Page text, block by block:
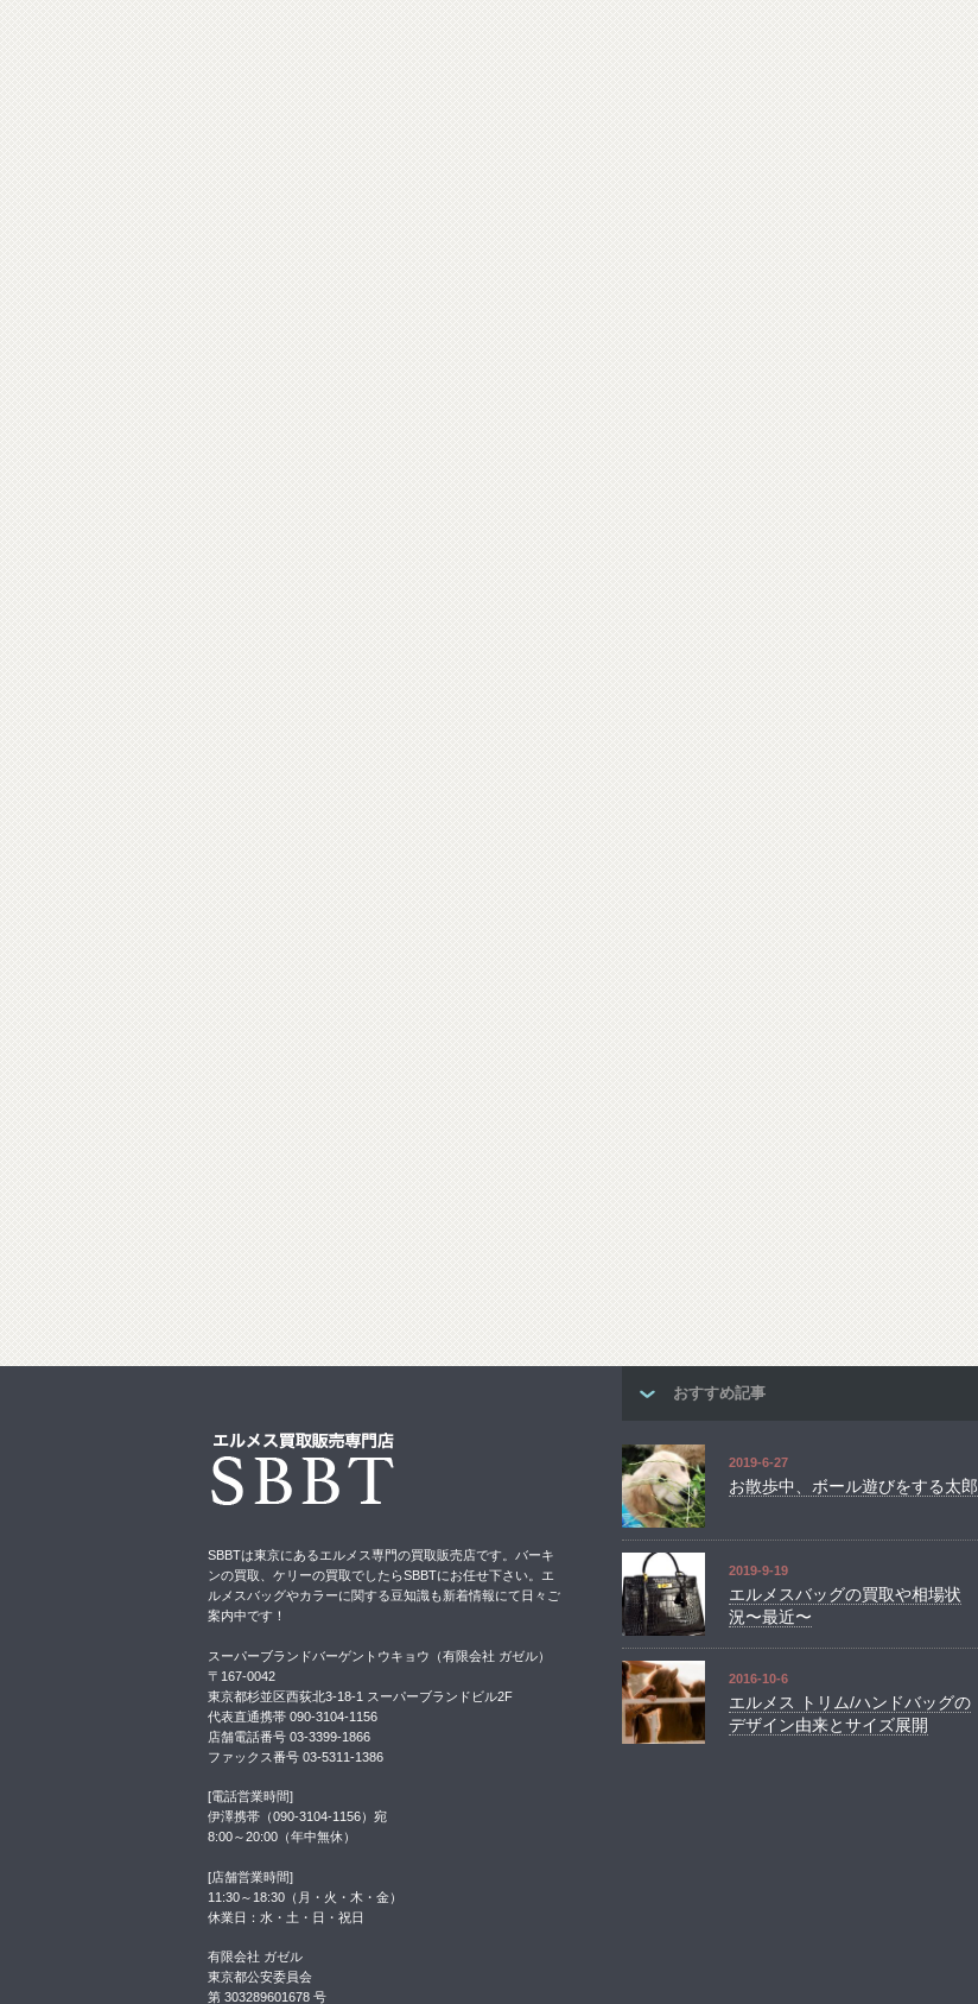
おすすめ記事
2019-6-27
お散歩中、ボール遊びをする太郎
2019-9-19
エルメスバッグの買取や相場状
況〜最近〜
2016-10-6
エルメス トリム/ハンドバッグの
デザイン由来とサイズ展開
SBBTは東京にあるエルメス専門の買取販売店です。バーキ
ンの買取、ケリーの買取でしたらSBBTにお任せ下さい。エ
ルメスバッグやカラーに関する豆知識も新着情報にて日々ご
案内中です！
スーパーブランドバーゲントウキョウ（有限会社 ガゼル）
〒167-0042
東京都杉並区西荻北3-18-1 スーパーブランドビル2F
代表直通携帯 090-3104-1156
店舗電話番号 03-3399-1866
ファックス番号 03-5311-1386
[電話営業時間]
伊澤携帯（090-3104-1156）宛
8:00～20:00（年中無休）
[店舗営業時間]
11:30～18:30（月・火・木・金）
休業日：水・土・日・祝日
有限会社 ガゼル
東京都公安委員会
第 303289601678 号